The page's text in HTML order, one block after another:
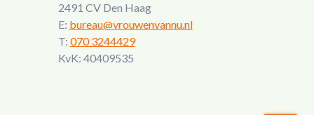
2491 CV Den Haag
E: bureau@vrouwenvannu.nl
T: 070 3244429
KvK: 40409535